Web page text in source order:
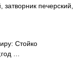
печерский,
Стойко
…